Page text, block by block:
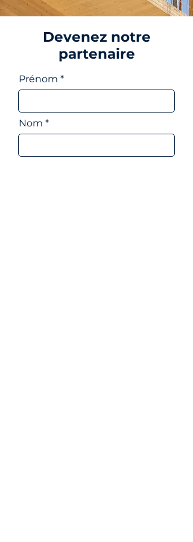
experts, tout en conservant votre
autonomie.
Devenez notre
partenaire
Prénom
Nom